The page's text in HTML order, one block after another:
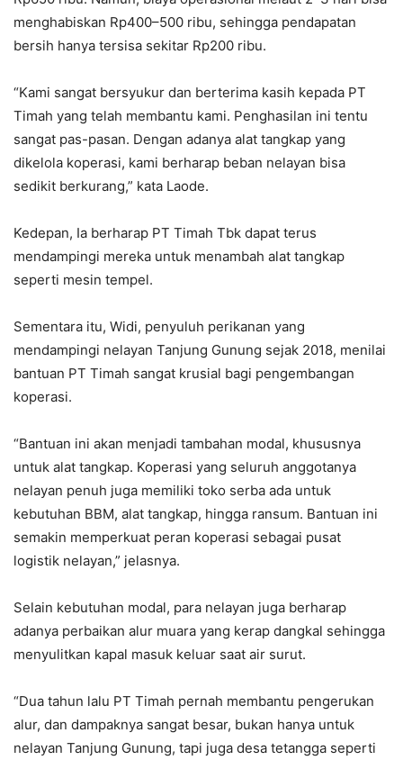
menghabiskan Rp400–500 ribu, sehingga pendapatan
bersih hanya tersisa sekitar Rp200 ribu.
“Kami sangat bersyukur dan berterima kasih kepada PT
Timah yang telah membantu kami. Penghasilan ini tentu
sangat pas-pasan. Dengan adanya alat tangkap yang
dikelola koperasi, kami berharap beban nelayan bisa
sedikit berkurang,” kata Laode.
Kedepan, Ia berharap PT Timah Tbk dapat terus
mendampingi mereka untuk menambah alat tangkap
seperti mesin tempel.
Sementara itu, Widi, penyuluh perikanan yang
mendampingi nelayan Tanjung Gunung sejak 2018, menilai
bantuan PT Timah sangat krusial bagi pengembangan
koperasi.
“Bantuan ini akan menjadi tambahan modal, khususnya
untuk alat tangkap. Koperasi yang seluruh anggotanya
nelayan penuh juga memiliki toko serba ada untuk
kebutuhan BBM, alat tangkap, hingga ransum. Bantuan ini
semakin memperkuat peran koperasi sebagai pusat
logistik nelayan,” jelasnya.
Selain kebutuhan modal, para nelayan juga berharap
adanya perbaikan alur muara yang kerap dangkal sehingga
menyulitkan kapal masuk keluar saat air surut.
“Dua tahun lalu PT Timah pernah membantu pengerukan
alur, dan dampaknya sangat besar, bukan hanya untuk
nelayan Tanjung Gunung, tapi juga desa tetangga seperti